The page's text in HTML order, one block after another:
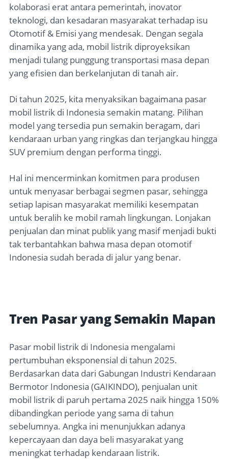
kolaborasi erat antara pemerintah, inovator
teknologi, dan kesadaran masyarakat terhadap isu
Otomotif & Emisi yang mendesak. Dengan segala
dinamika yang ada, mobil listrik diproyeksikan
menjadi tulang punggung transportasi masa depan
yang efisien dan berkelanjutan di tanah air.
Di tahun 2025, kita menyaksikan bagaimana pasar
mobil listrik di Indonesia semakin matang. Pilihan
model yang tersedia pun semakin beragam, dari
kendaraan urban yang ringkas dan terjangkau hingga
SUV premium dengan performa tinggi.
Hal ini mencerminkan komitmen para produsen
untuk menyasar berbagai segmen pasar, sehingga
setiap lapisan masyarakat memiliki kesempatan
untuk beralih ke mobil ramah lingkungan. Lonjakan
penjualan dan minat publik yang masif menjadi bukti
tak terbantahkan bahwa masa depan otomotif
Indonesia sudah berada di jalur yang benar.
Tren Pasar yang Semakin Mapan
Pasar mobil listrik di Indonesia mengalami
pertumbuhan eksponensial di tahun 2025.
Berdasarkan data dari Gabungan Industri Kendaraan
Bermotor Indonesia (GAIKINDO), penjualan unit
mobil listrik di paruh pertama 2025 naik hingga 150%
dibandingkan periode yang sama di tahun
sebelumnya. Angka ini menunjukkan adanya
kepercayaan dan daya beli masyarakat yang
meningkat terhadap kendaraan listrik.